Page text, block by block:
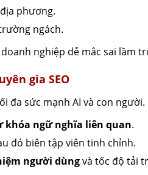
phương.
ngách.
nghiệp dễ mắc sai lầm
gia SEO
đa sức mạnh AI và con
khóa ngữ nghĩa liên quan.
đó biên tập viên tinh chỉnh.
người dùngvà tốc độ tải